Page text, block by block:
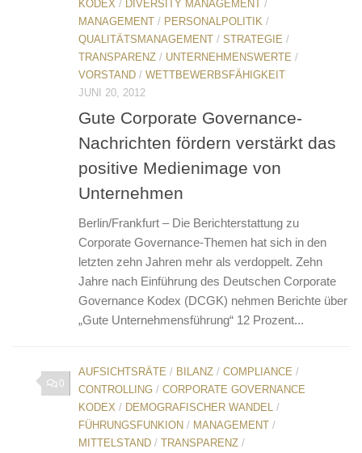
KODEX / DIVERSITY MANAGEMENT /
MANAGEMENT / PERSONALPOLITIK /
QUALITÄTSMANAGEMENT / STRATEGIE /
TRANSPARENZ / UNTERNEHMENSWERTE /
VORSTAND / WETTBEWERBSFÄHIGKEIT
JUNI 20, 2012
Gute Corporate Governance-
Nachrichten fördern verstärkt das
positive Medienimage von
Unternehmen
Berlin/Frankfurt – Die Berichterstattung zu
Corporate Governance-Themen hat sich in den
letzten zehn Jahren mehr als verdoppelt. Zehn
Jahre nach Einführung des Deutschen Corporate
Governance Kodex (DCGK) nehmen Berichte über
„Gute Unternehmensführung“ 12 Prozent...
0
AUFSICHTSRÄTE / BILANZ / COMPLIANCE /
CONTROLLING / CORPORATE GOVERNANCE
KODEX / DEMOGRAFISCHER WANDEL /
FÜHRUNGSFUNKION / MANAGEMENT /
MITTELSTAND / TRANSPARENZ /